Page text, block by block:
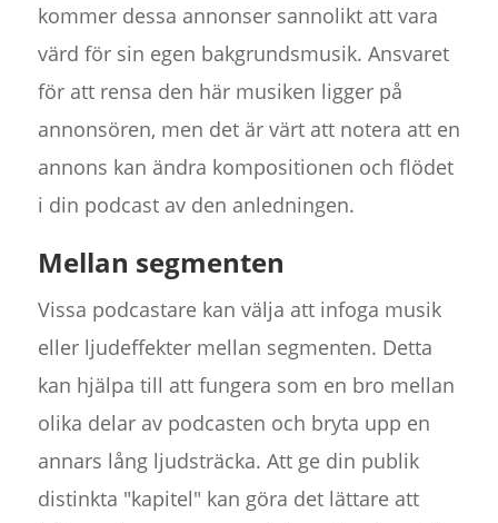
kommer dessa annonser sannolikt att vara
värd för sin egen bakgrundsmusik. Ansvaret
för att rensa den här musiken ligger på
annonsören, men det är värt att notera att en
annons kan ändra kompositionen och flödet
i din podcast av den anledningen.
Mellan segmenten
Vissa podcastare kan välja att infoga musik
eller ljudeffekter mellan segmenten. Detta
kan hjälpa till att fungera som en bro mellan
olika delar av podcasten och bryta upp en
annars lång ljudsträcka. Att ge din publik
distinkta "kapitel" kan göra det lättare att